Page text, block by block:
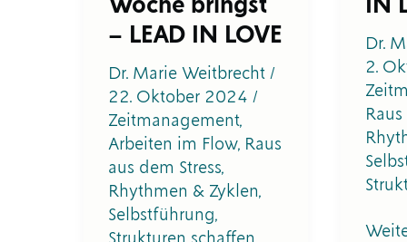
Woche bringst
– LEAD IN LOVE
Dr. Marie Weitbrecht /
22. Oktober 2024 /
Zeitmanagement,
Arbeiten im Flow, Raus
aus dem Stress,
Rhythmen & Zyklen,
Selbstführung,
IN
Dr.
2.